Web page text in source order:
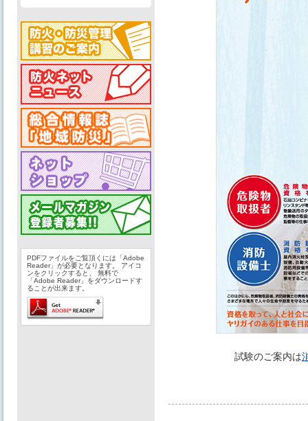
PDFファイルをご覧頂くには「Adobe
Reader」が必要となります。 アイコ
ンをクリックすると、 無料で
「Adobe Reader」をダウンロードす
ることが出来ます。
試験のご案内は